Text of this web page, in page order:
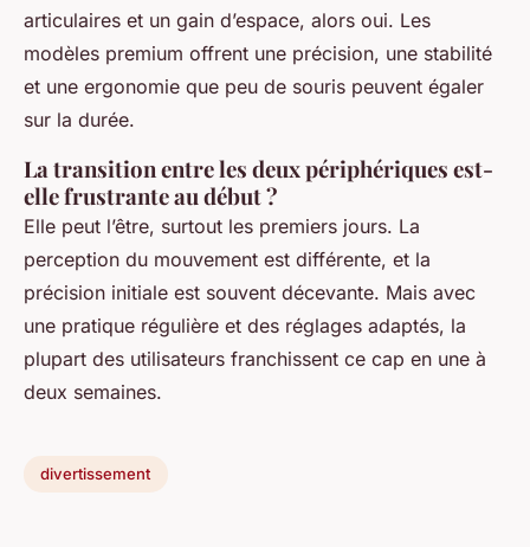
articulaires et un gain d’espace, alors oui. Les
modèles premium offrent une précision, une stabilité
et une ergonomie que peu de souris peuvent égaler
sur la durée.
La transition entre les deux périphériques est-
elle frustrante au début ?
Elle peut l’être, surtout les premiers jours. La
perception du mouvement est différente, et la
précision initiale est souvent décevante. Mais avec
une pratique régulière et des réglages adaptés, la
plupart des utilisateurs franchissent ce cap en une à
deux semaines.
divertissement